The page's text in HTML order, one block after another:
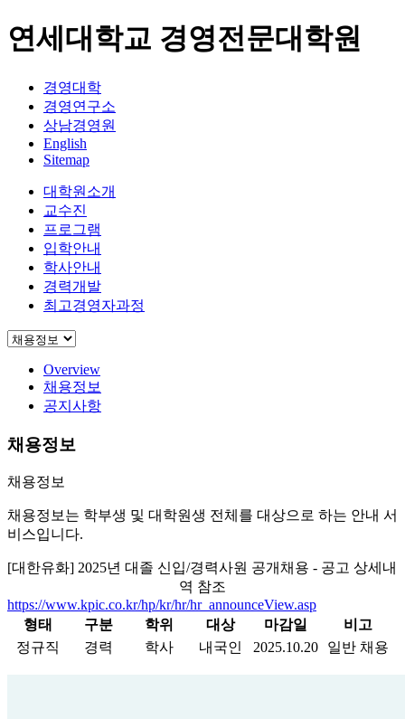
연세대학교 경영전문대학원
경영대학
경영연구소
상남경영원
English
Sitemap
대학원소개
교수진
프로그램
입학안내
학사안내
경력개발
최고경영자과정
Overview
채용정보
공지사항
채용정보
채용정보
채용정보는 학부생 및 대학원생 전체를 대상으로 하는 안내 서
비스입니다.
[대한유화] 2025년 대졸 신입/경력사원 공개채용 - 공고 상세내
역 참조
https://www.kpic.co.kr/hp/kr/hr/hr_announceView.asp
형태
구분 학위 대상 마감일
비고
정규직
경력 학사 내국인 2025.10.20 일반 채용